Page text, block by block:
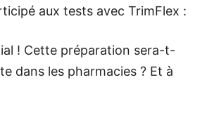
aux tests avec TrimFlex :
! Cette préparation sera-t-
dans les pharmacies ? Et à